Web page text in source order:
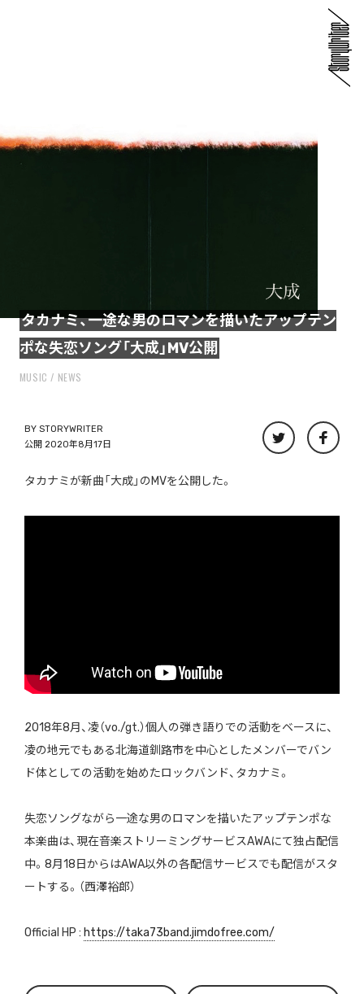
タカナミ、一途な男のロマンを描いたアップテン
ポな失恋ソング「大成」MV公開
MUSIC NEWS
BY STORYWRITER
公開 2020年8月17日
タカナミが新曲「大成」のMVを公開した。
2018年8月、凌（vo./gt.）個人の弾き語りでの活動をベースに、
凌の地元でもある北海道釧路市を中心としたメンバーでバン
ド体としての活動を始めたロックバンド、タカナミ。
失恋ソングながら一途な男のロマンを描いたアップテンポな
本楽曲は、現在音楽ストリーミングサービスAWAにて独占配信
中。8月18日からはAWA以外の各配信サービスでも配信がスタ
ートする。（西澤裕郎）
Official HP : https://taka73band.jimdofree.com/